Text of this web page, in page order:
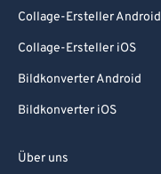
Collage-Ersteller Android
Collage-Ersteller iOS
Bildkonverter Android
Bildkonverter iOS
Über uns